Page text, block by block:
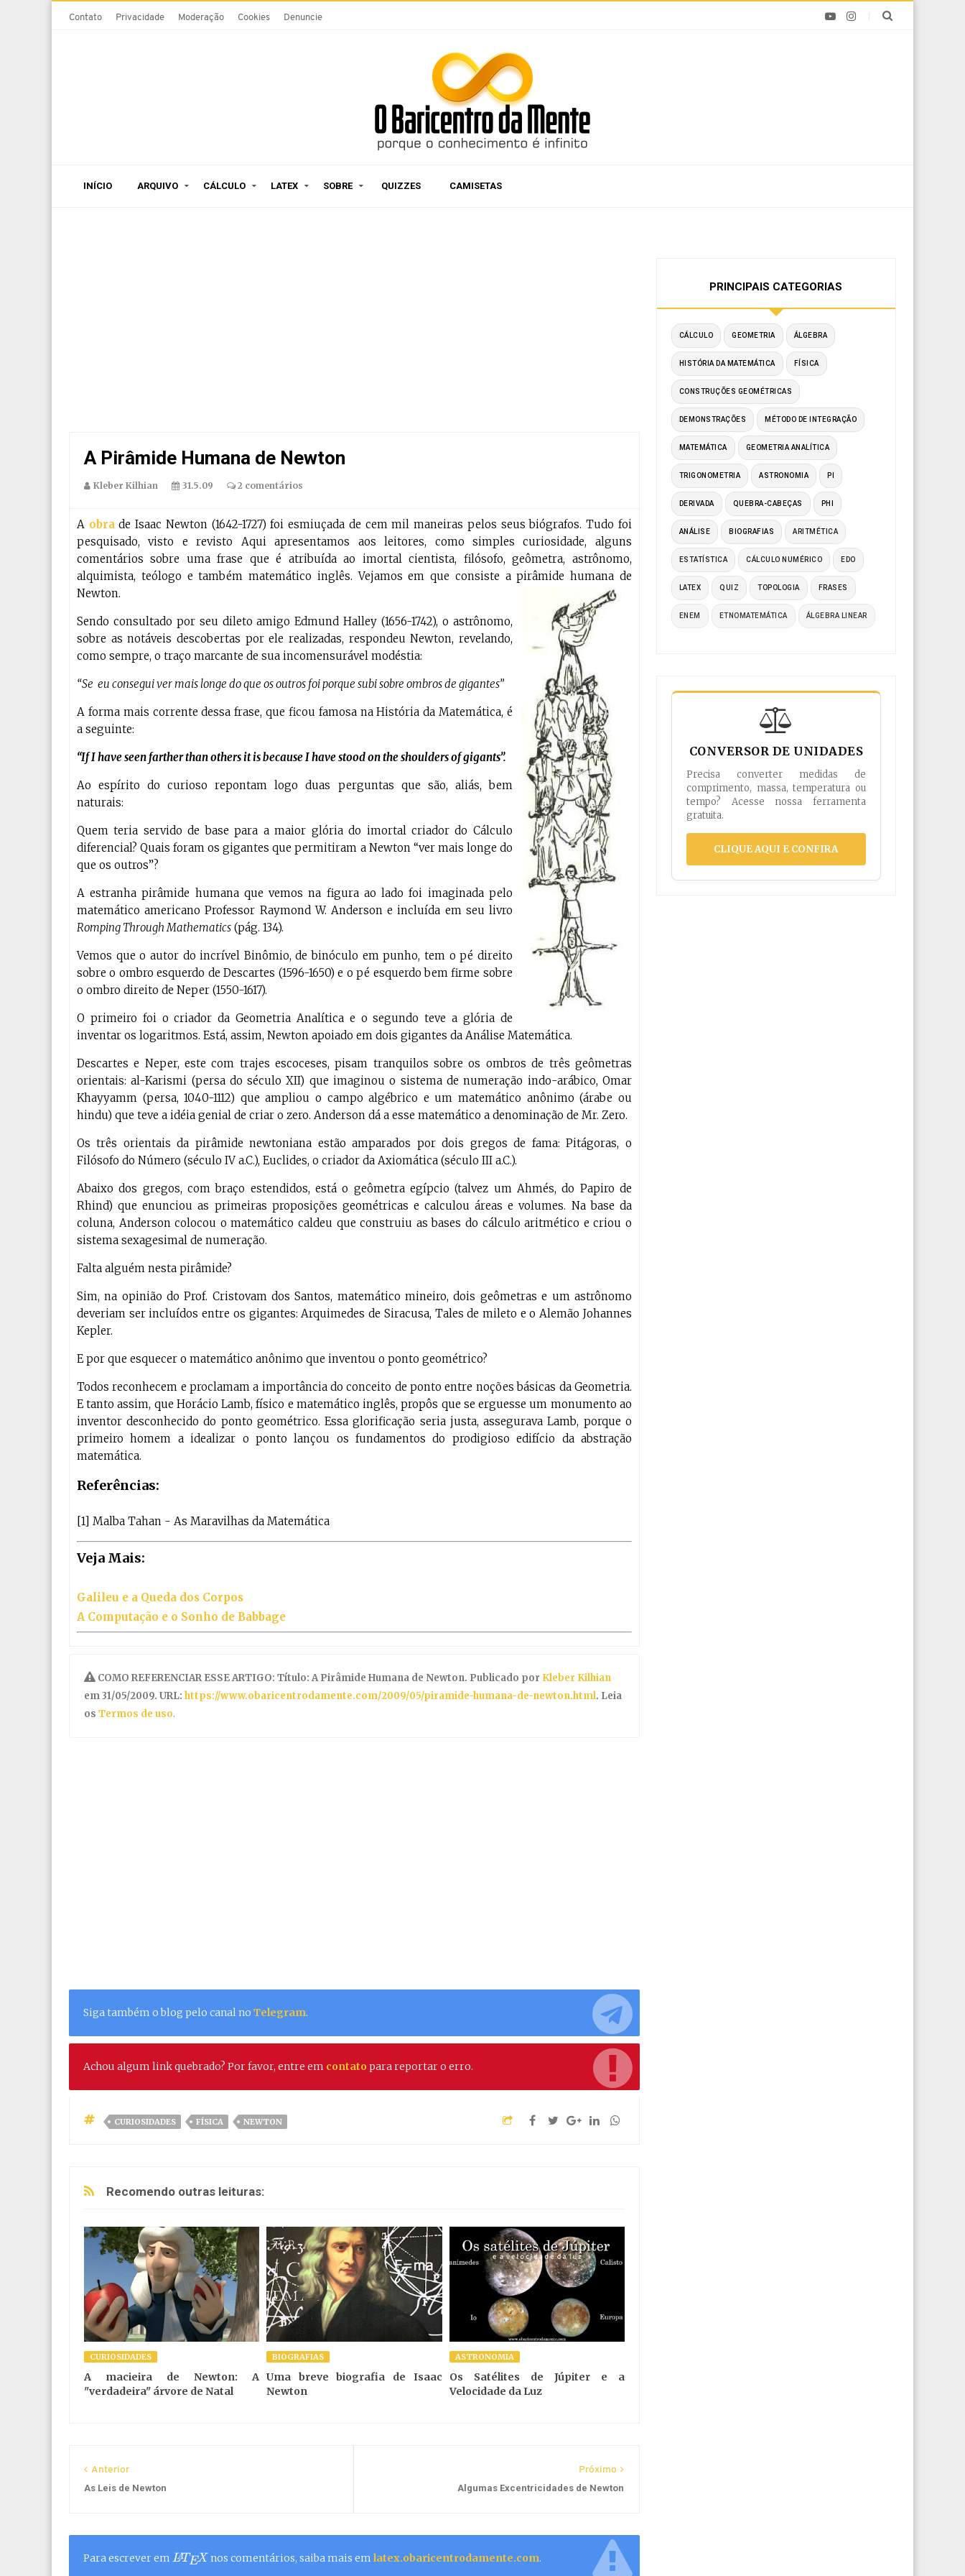
Contato Privacidade Moderação Cookies Denuncie
INÍCIO ARQUIVO CÁLCULO LATEX SOBRE QUIZZES CAMISETAS
A Pirâmide Humana de Newton
Kleber Kilhian 31.5.09 2 comentários
A obrade Isaac Newton (1642-1727) foi esmiuçada de cem mil maneiras pelos seus biógrafos. Tudo foi
pesquisado, visto e revisto Aqui apresentamos aos leitores, como simples curiosidade, alguns
comentários sobre uma frase que é atribuída ao imortal cientista, filósofo, geômetra, astrônomo,
alquimista, teólogo e também matemático inglês. Vejamos em que consiste a pirâmide humana de
Newton.
Sendo consultado por seu dileto amigo Edmund Halley (1656-1742), o astrônomo,
sobre as notáveis descobertas por ele realizadas, respondeu Newton, revelando,
como sempre, o traço marcante de sua incomensurável modéstia:
“Se eu consegui ver mais longe do que os outros foi porque subi sobre ombros de gigantes”
A forma mais corrente dessa frase, que ficou famosa na História da Matemática, é
a seguinte:
“If I have seen farther than others it is because I have stood on the shoulders of gigants”.
Ao espírito do curioso repontam logo duas perguntas que são, aliás, bem
naturais:
Quem teria servido de base para a maior glória do imortal criador do Cálculo
diferencial? Quais foram os gigantes que permitiram a Newton “ver mais longe do
que os outros”?
A estranha pirâmide humana que vemos na figura ao lado foi imaginada pelo
matemático americano Professor Raymond W. Anderson e incluída em seu livro
Romping Through Mathematics (pág. 134).
Vemos que o autor do incrível Binômio, de binóculo em punho, tem o pé direito
sobre o ombro esquerdo de Descartes (1596-1650) e o pé esquerdo bem firme sobre
o ombro direito de Neper (1550-1617).
O primeiro foi o criador da Geometria Analítica e o segundo teve a glória de
inventar os logaritmos. Está, assim, Newton apoiado em dois gigantes da Análise Matemática.
Descartes e Neper, este com trajes escoceses, pisam tranquilos sobre os ombros de três geômetras
orientais: al-Karismi (persa do século XII) que imaginou o sistema de numeração indo-arábico, Omar
Khayyamm (persa, 1040-1112) que ampliou o campo algébrico e um matemático anônimo (árabe ou
hindu) que teve a idéia genial de criar o zero. Anderson dá a esse matemático a denominação de Mr. Zero.
Os três orientais da pirâmide newtoniana estão amparados por dois gregos de fama: Pitágoras, o
Filósofo do Número (século IV a.C.), Euclides, o criador da Axiomática (século III a.C.).
Abaixo dos gregos, com braço estendidos, está o geômetra egípcio (talvez um Ahmés, do Papiro de
Rhind) que enunciou as primeiras proposições geométricas e calculou áreas e volumes. Na base da
coluna, Anderson colocou o matemático caldeu que construiu as bases do cálculo aritmético e criou o
sistema sexagesimal de numeração.
Falta alguém nesta pirâmide?
Sim, na opinião do Prof. Cristovam dos Santos, matemático mineiro, dois geômetras e um astrônomo
deveriam ser incluídos entre os gigantes: Arquimedes de Siracusa, Tales de mileto e o Alemão Johannes
Kepler.
E por que esquecer o matemático anônimo que inventou o ponto geométrico?
Todos reconhecem e proclamam a importância do conceito de ponto entre noções básicas da Geometria.
E tanto assim, que Horácio Lamb, físico e matemático inglês, propôs que se erguesse um monumento ao
inventor desconhecido do ponto geométrico. Essa glorificação seria justa, assegurava Lamb, porque o
primeiro homem a idealizar o ponto lançou os fundamentos do prodigioso edifício da abstração
matemática.
Referências:
[1] Malba Tahan - As Maravilhas da Matemática
Veja Mais:
Galileu e a Queda dos Corpos
A Computação e o Sonho de Babbage
COMO REFERENCIAR ESSE ARTIGO: Título: A Pirâmide Humana de Newton. Publicado por Kleber Kilhian
em 31/05/2009. URL: https://www.obaricentrodamente.com/2009/05/piramide-humana-de-newton.html. Leia
os Termos de uso.
Siga também o blog pelo canal no Telegram.
Achou algum link quebrado? Por favor, entre em contato para reportar o erro.
CURIOSIDADES FÍSICA NEWTON
Recomendo outras leituras:
CURIOSIDADES
A macieira de Newton: A
"verdadeira" árvore de Natal
BIOGRAFIAS
Uma breve biografia de Isaac
Newton
ASTRONOMIA
Os Satélites de Júpiter e a
Velocidade da Luz
Próximo
Algumas Excentricidades de Newton
Anterior
As Leis de Newton
Para escrever em LATEX nos comentários, saiba mais emlatex.obaricentrodamente.com.
PRINCIPAIS CATEGORIAS
CÁLCULO GEOMETRIA ÁLGEBRA
HISTÓRIA DA MATEMÁTICA FÍSICA
CONSTRUÇÕES GEOMÉTRICAS
DEMONSTRAÇÕES MÉTODO DE INTEGRAÇÃO
MATEMÁTICA GEOMETRIA ANALÍTICA
TRIGONOMETRIA ASTRONOMIA PI
DERIVADA QUEBRA-CABEÇAS PHI
ANÁLISE BIOGRAFIAS ARITMÉTICA
ESTATÍSTICA CÁLCULO NUMÉRICO EDO
LATEX QUIZ TOPOLOGIA FRASES
ENEM ETNOMATEMÁTICA ÁLGEBRA LINEAR
CONVERSOR DE UNIDADES
Precisa converter medidas de
comprimento, massa, temperatura ou
tempo? Acesse nossa ferramenta
gratuita.
CLIQUE AQUI E CONFIRA